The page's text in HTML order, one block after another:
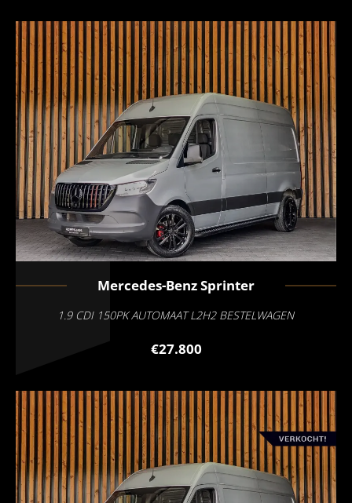
Mercedes-BenzSprinter
1.9 CDI 150PK AUTOMAAT L2H2 BESTELWAGEN
€27.800